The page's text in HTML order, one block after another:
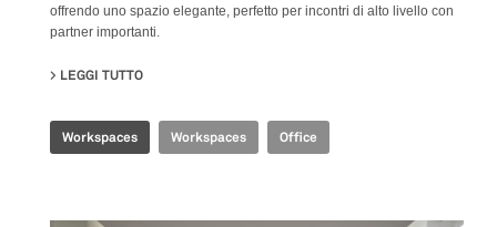
offrendo uno spazio elegante, perfetto per incontri di alto livello con
partner importanti.
LEGGI TUTTO
Workspaces Workspaces Office